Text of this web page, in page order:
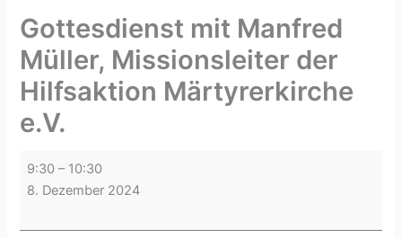
Gottesdienst mit Manfred
Müller, Missionsleiter der
Hilfsaktion Märtyrerkirche
e.V.
Gottesdienst
mit
9:30 – 10:30
8. Dezember 2024